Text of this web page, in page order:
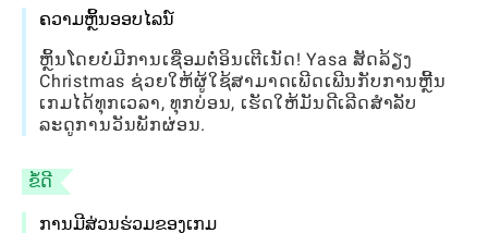
ຄວາມຫຼິ້ນອອບໄລນ໌
ຫຼິ້ນໂດຍບໍ່ມີການເຊື່ອມຕໍ່ອິນເຕີເນັດ! Yasa ສັດລ້ຽງ
Christmas ຊ່ວຍໃຫ້ຜູ້ໃຊ້ສາມາດເພີດເພີນກັບການຫຼີ້ນ
ເກມໄດ້ທຸກເວລາ, ທຸກບ່ອນ, ເຮັດໃຫ້ມັນດີເລີດສໍາລັບ
ລະດູການວັນພັກຜ່ອນ.
ຂໍ້ດີ
ການມີສ່ວນຮ່ວມຂອງເກມ